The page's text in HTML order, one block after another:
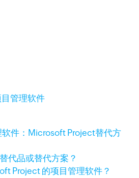
管理软件
件：Microsoft Project替代方
代品或替代方案？
Project 的项目管理软件？